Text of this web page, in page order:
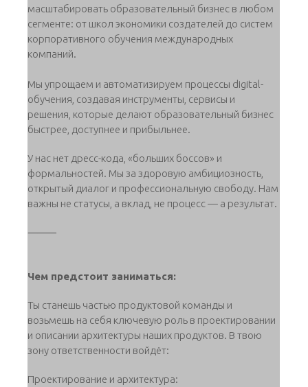
масштабировать образовательный бизнес в любом
сегменте: от школ экономики создателей до систем
корпоративного обучения международных
компаний.
Мы упрощаем и автоматизируем процессы digital-
обучения, создавая инструменты, сервисы и
решения, которые делают образовательный бизнес
быстрее, доступнее и прибыльнее.
У нас нет дресс-кода, «больших боссов» и
формальностей. Мы за здоровую амбициозность,
открытый диалог и профессиональную свободу. Нам
важны не статусы, а вклад, не процесс — а результат.
⸻
Чем предстоит заниматься:
Ты станешь частью продуктовой команды и
возьмешь на себя ключевую роль в проектировании
и описании архитектуры наших продуктов. В твою
зону ответственности войдёт:
Проектирование и архитектура: